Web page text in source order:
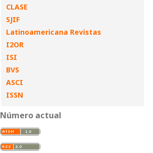
CLASE
SJIF
Latinoamericana Revistas
I2OR
ISI
BVS
ASCI
ISSN
Número actual